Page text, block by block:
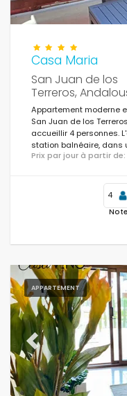
Optionnel
Distances
Confort
Supplémentaire
Casa Maria
San Juan de los
Terreros,
Appartement moderne
San Juan de los
accueillir 4 personnes.
station balnéaire, dans
proximité des
Prix par jour à partir de:
4
APPARTEMENT
Previous